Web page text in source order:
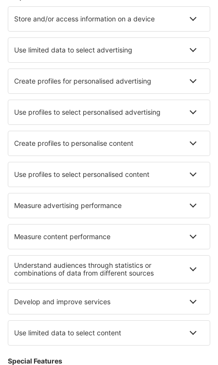
Hotel a Firenze Hotel a Milano Hotel a Palermo
Hotel in Vieste Hotel in Loiri Porto San Paolo
Hotel in Castiglione della Pescaia Hotel in Martina Franca
I migliori hotel - città
Hotel in Arnold Hotel in Whangamata Hotel in Bibury
Hotel in Hardyston Township Hotel in Dobrejovice (251 70)
Hotel in Vrchlabi Hotel in Berkel Enschot
Hotel in Mekane Selam
I migliori hotel - zone
Hotel in Val Gardena Hotel in Capri Island
Hotel sul Lago Maggiore Hotel in Toscana
Hotel in Puglia Hotel nella Lorena
Hotel nelle Isole Vergini britanniche
Hotel Ruse province Hotel in Cappadocia